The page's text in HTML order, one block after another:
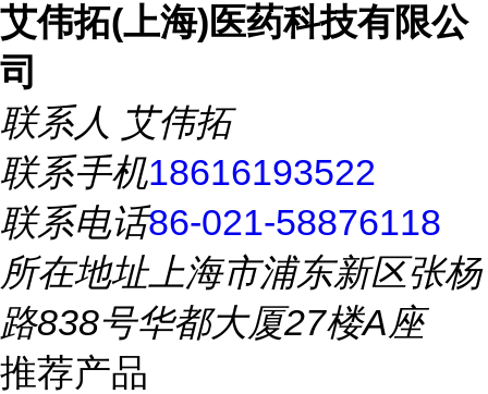
艾伟拓(上海)医药科技有限公
司
联系人 艾伟拓
联系手机18616193522
联系电话86-021-58876118
所在地址上海市浦东新区张杨
路838号华都大厦27楼A座
推荐产品